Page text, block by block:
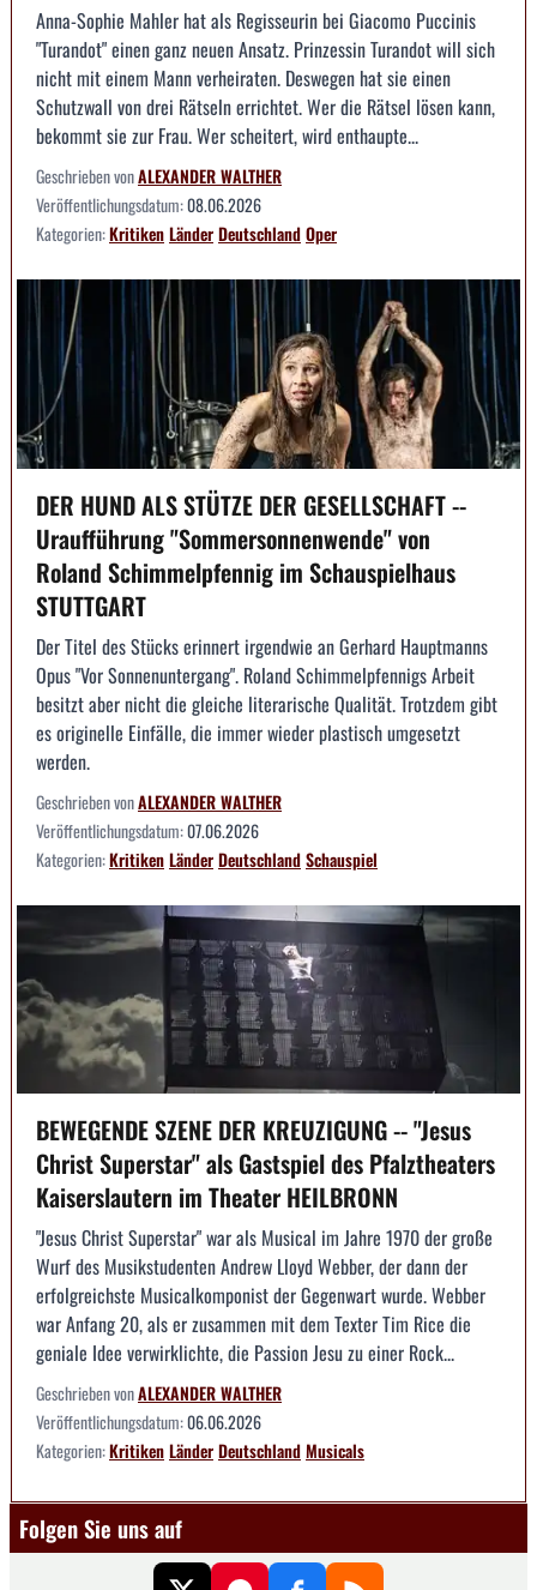
Anna-Sophie Mahler hat als Regisseurin bei Giacomo Puccinis
"Turandot" einen ganz neuen Ansatz. Prinzessin Turandot will sich
nicht mit einem Mann verheiraten. Deswegen hat sie einen
Schutzwall von drei Rätseln errichtet. Wer die Rätsel lösen kann,
bekommt sie zur Frau. Wer scheitert, wird enthaupte...
Geschrieben vonALEXANDER WALTHER
Veröffentlichungsdatum:08.06.2026
Kategorien:KritikenLänderDeutschlandOper
DER HUND ALS STÜTZE DER GESELLSCHAFT --
Uraufführung "Sommersonnenwende" von
Roland Schimmelpfennig im Schauspielhaus
STUTTGART
Der Titel des Stücks erinnert irgendwie an Gerhard Hauptmanns
Opus "Vor Sonnenuntergang". Roland Schimmelpfennigs Arbeit
besitzt aber nicht die gleiche literarische Qualität. Trotzdem gibt
es originelle Einfälle, die immer wieder plastisch umgesetzt
werden.
Geschrieben vonALEXANDER WALTHER
Veröffentlichungsdatum:07.06.2026
Kategorien:KritikenLänderDeutschlandSchauspiel
BEWEGENDE SZENE DER KREUZIGUNG -- "Jesus
Christ Superstar" als Gastspiel des Pfalztheaters
Kaiserslautern im Theater HEILBRONN
"Jesus Christ Superstar" war als Musical im Jahre 1970 der große
Wurf des Musikstudenten Andrew Lloyd Webber, der dann der
erfolgreichste Musicalkomponist der Gegenwart wurde. Webber
war Anfang 20, als er zusammen mit dem Texter Tim Rice die
geniale Idee verwirklichte, die Passion Jesu zu einer Rock...
Geschrieben vonALEXANDER WALTHER
Veröffentlichungsdatum:06.06.2026
Kategorien:KritikenLänderDeutschlandMusicals
Folgen Sie uns auf